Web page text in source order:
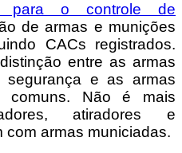
para o controle de
de armas e munições
CACs registrados.
entre as armas
e as armas
comuns. Não é mais
atiradores e
com armas municiadas.